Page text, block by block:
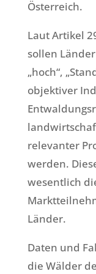
Österreich.
Laut Artikel
sollen
„hoch“,
objektiver
relevanter
werden.
wesentlich
Länder.
Daten und
die Wälder